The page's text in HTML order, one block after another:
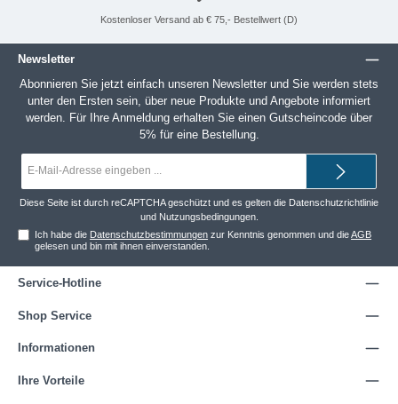
Kostenloser Versand ab € 75,- Bestellwert (D)
Newsletter
Abonnieren Sie jetzt einfach unseren Newsletter und Sie werden stets
unter den Ersten sein, über neue Produkte und Angebote informiert
werden. Für Ihre Anmeldung erhalten Sie einen Gutscheincode über
5% für eine Bestellung.
Diese Seite ist durch reCAPTCHA geschützt und es gelten die Datenschutzrichtlinie
und Nutzungsbedingungen.
Ich habe die Datenschutzbestimmungen zur Kenntnis genommen und dieAGB
gelesen und bin mit ihnen einverstanden.
Service-Hotline
Shop Service
Informationen
Ihre Vorteile